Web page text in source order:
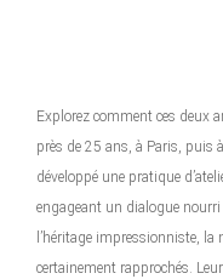
Explorez comment ces deux
près de 25 ans, à Paris, puis
développé une pratique
engageant un dialogue
l’héritage impressionniste,
certainement rapprochés.